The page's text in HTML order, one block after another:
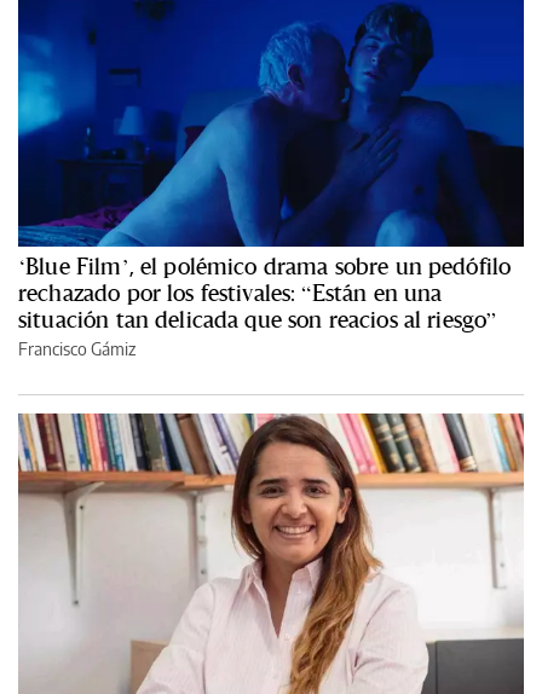
‘Blue Film’, el polémico drama sobre un pedófilo
rechazado por los festivales: “Están en una
situación tan delicada que son reacios al riesgo”
Francisco Gámiz